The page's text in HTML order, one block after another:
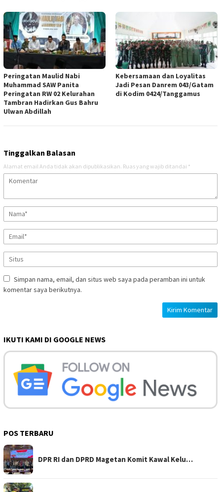
Peringatan Maulid Nabi
Muhammad SAW Panita
Peringatan RW 02 Kelurahan
Tambran Hadirkan Gus Bahru
Ulwan Abdillah
Kebersamaan dan Loyalitas
Jadi Pesan Danrem 043/Gatam
di Kodim 0424/Tanggamus
Tinggalkan Balasan
Alamat email Anda tidak akan dipublikasikan. Ruas yang wajib ditandai *
Simpan nama, email, dan situs web saya pada peramban ini untuk
komentar saya berikutnya.
IKUTI KAMI DI GOOGLE NEWS
POS TERBARU
DPR RI dan DPRD Magetan Komit Kawal Kelu…